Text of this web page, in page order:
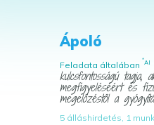
Ápoló
Feladata általában *AI
kulcsfontosságú tagja,
megfigyeléséért és
megelőzéstől a
5 álláshirdetés, 1